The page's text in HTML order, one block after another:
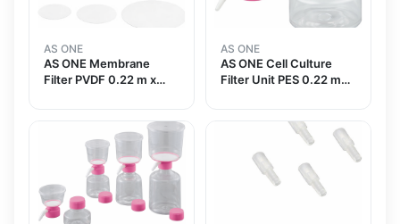
AS ONE
AS ONE Membrane
Filter PVDF 0.22 m x
AS ONE
AS ONE Cell Culture
Filter Unit PES 0.22 m